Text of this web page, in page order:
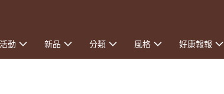
動 新品 分類 風格 好康報報